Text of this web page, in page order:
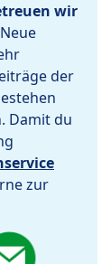
wir
Neue
der
Damit du
zur